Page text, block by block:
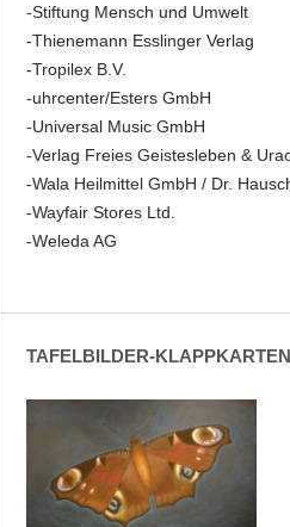
-Stiftung Mensch und Umwelt
-Thienemann Esslinger Verlag
-Tropilex B.V.
-uhrcenter/Esters GmbH
-Universal Music GmbH
-Verlag Freies Geistesleben &
-Wala Heilmittel GmbH / Dr.
-Wayfair Stores Ltd.
-Weleda AG
TAFELBILDER-KLAPPKARTEN